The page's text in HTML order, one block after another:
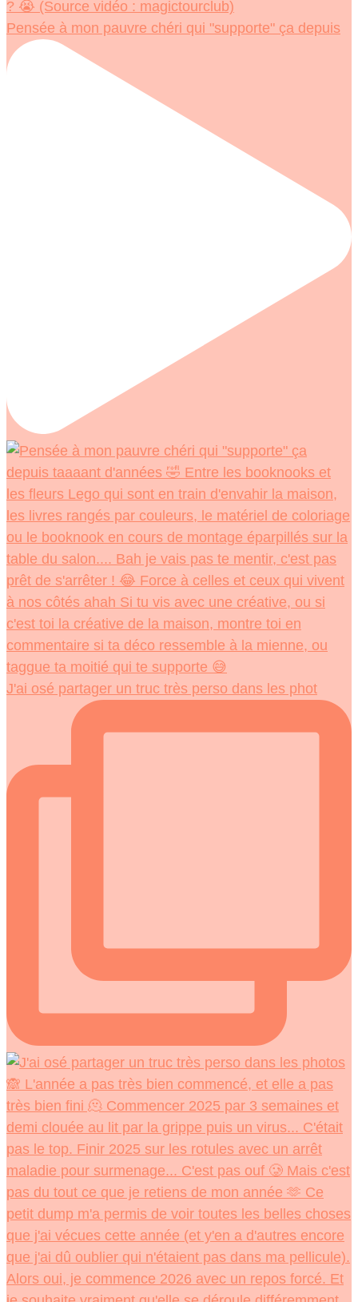
Pensée à mon pauvre chéri qui "supporte" ça depuis
J'ai osé partager un truc très perso dans les phot